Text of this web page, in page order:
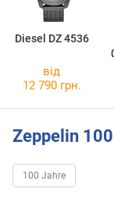
Diesel DZ 4536
від
12 790 грн.
Zeppelin
100 Jahre